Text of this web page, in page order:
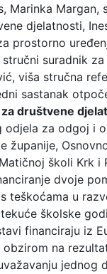
Marinka Margan,
djelatnosti,
prostorno
suradnik
viša stručna
sastanak
društvene
odjela za odgoj i
županije,
školi Krk i
dvoje
teškoćama u
školske
financiraju iz
na
jednog